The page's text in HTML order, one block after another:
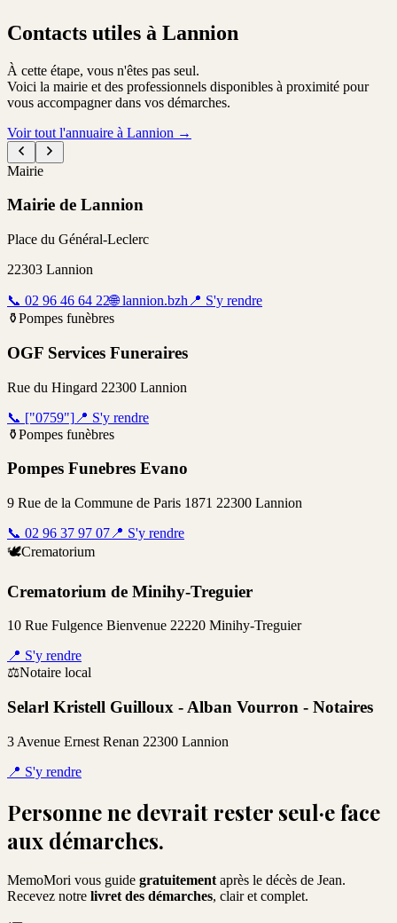
Contacts utiles à Lannion
À cette étape, vous n'êtes pas seul.
Voici la mairie et des professionnels disponibles à proximité pour
vous accompagner dans vos démarches.
Voir tout l'annuaire à Lannion →
Mairie
Mairie de Lannion
Place du Général-Leclerc
22303 Lannion
📞 02 96 46 64 22🌐 lannion.bzh 📍 S'y rendre
⚱️Pompes funèbres
OGF Services Funeraires
Rue du Hingard 22300 Lannion
📞 ["0759"] 📍 S'y rendre
⚱️Pompes funèbres
Pompes Funebres Evano
9 Rue de la Commune de Paris 1871 22300 Lannion
📞 02 96 37 97 07 📍 S'y rendre
🕊️Crematorium
Crematorium de Minihy-Treguier
10 Rue Fulgence Bienvenue 22220 Minihy-Treguier
📍 S'y rendre
⚖️Notaire local
Selarl Kristell Guilloux - Alban Vourron - Notaires
3 Avenue Ernest Renan 22300 Lannion
📍 S'y rendre
Personne ne devrait rester seul·e face
aux démarches.
MemoMori vous guide gratuitement après le décès de Jean.
Recevez notre livret des démarches, clair et complet.